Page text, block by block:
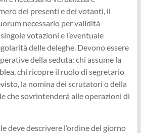
dei presenti e dei votanti, il
necessario per validità
votazioni e l’eventuale
delle deleghe. Devono essere
della seduta: chi assume la
chi ricopre il ruolo di segretario
la nomina dei scrutatori o della
che sovrintenderà alle operazioni di
deve descrivere l’ordine del giorno